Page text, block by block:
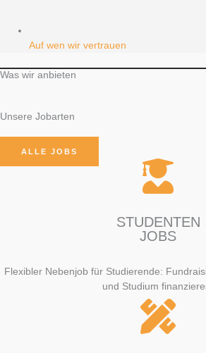
Auf wen wir vertrauen
Was wir anbieten
Unsere Jobarten
ALLE JOBS
STUDENTEN
JOBS
Flexibler Nebenjob für Studierende:
und Studium